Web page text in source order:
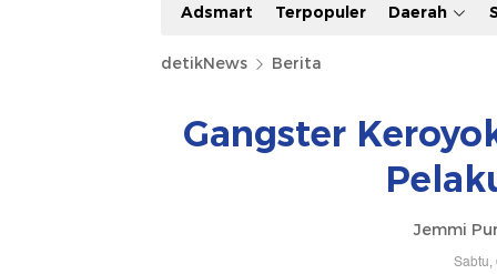
Adsmart Terpopuler Daerah
detikNews Berita
Gangster
Jemmi
Sabtu,